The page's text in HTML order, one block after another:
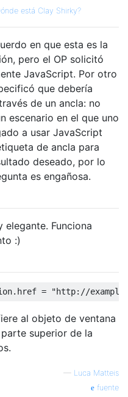
está Clay Shirky?
en que esta es la
pero el OP solicitó
JavaScript. Por otro
que debería
de un ancla: no
escenario en el que uno
a usar JavaScript
de ancla para
deseado, por lo
es engañosa.
elegante. Funciona
:)
. href = "http://
al objeto de ventana
superior de la
— Luca Matteis
fuente